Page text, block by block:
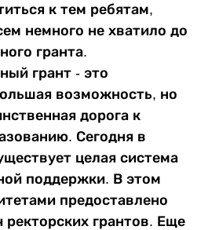
к тем ребятам,
немного не хватило до
гранта.
грант - это
возможность, но
дорога к
Сегодня в
целая система
поддержки. В этом
предоставлено
ректорских грантов. Еще